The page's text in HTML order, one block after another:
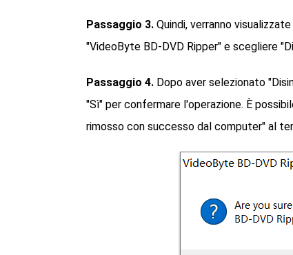
Passaggio 3. Quindi, verranno
"VideoByte BD-DVD Ripper" e scegliere
Passaggio 4. Dopo aver selezionato
"Sì" per confermare l'operazione. È
rimosso con successo dal computer" al